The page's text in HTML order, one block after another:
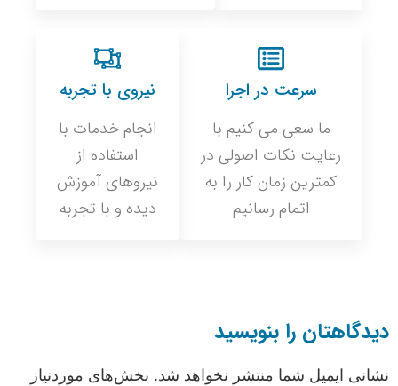
سرعت در اجرا
ما سعی می کنیم با
رعایت نکات اصولی در
کمترین زمان کار را به
اتمام رسانیم
نیروی با تجربه
انجام خدمات با
استفاده از
نیروهای آموزش
دیده و با تجربه
دیدگاهتان را بنویسید
نشانی ایمیل شما منتشر نخواهد شد. بخش‌های موردنیاز